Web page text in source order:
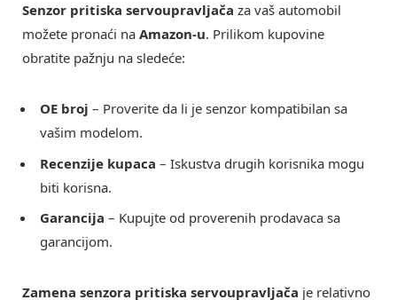
Senzor pritiska servoupravljača za vaš automobil
možete pronaći na Amazon-u. Prilikom kupovine
obratite pažnju na sledeće:
OE broj – Proverite da li je senzor kompatibilan sa
vašim modelom.
Recenzije kupaca – Iskustva drugih korisnika mogu
biti korisna.
Garancija – Kupujte od proverenih prodavaca sa
garancijom.
Zamena senzora pritiska servoupravljača je relativno